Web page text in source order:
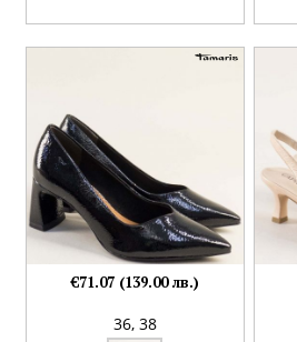
36, 38
€71.07 (139.00 лв.)